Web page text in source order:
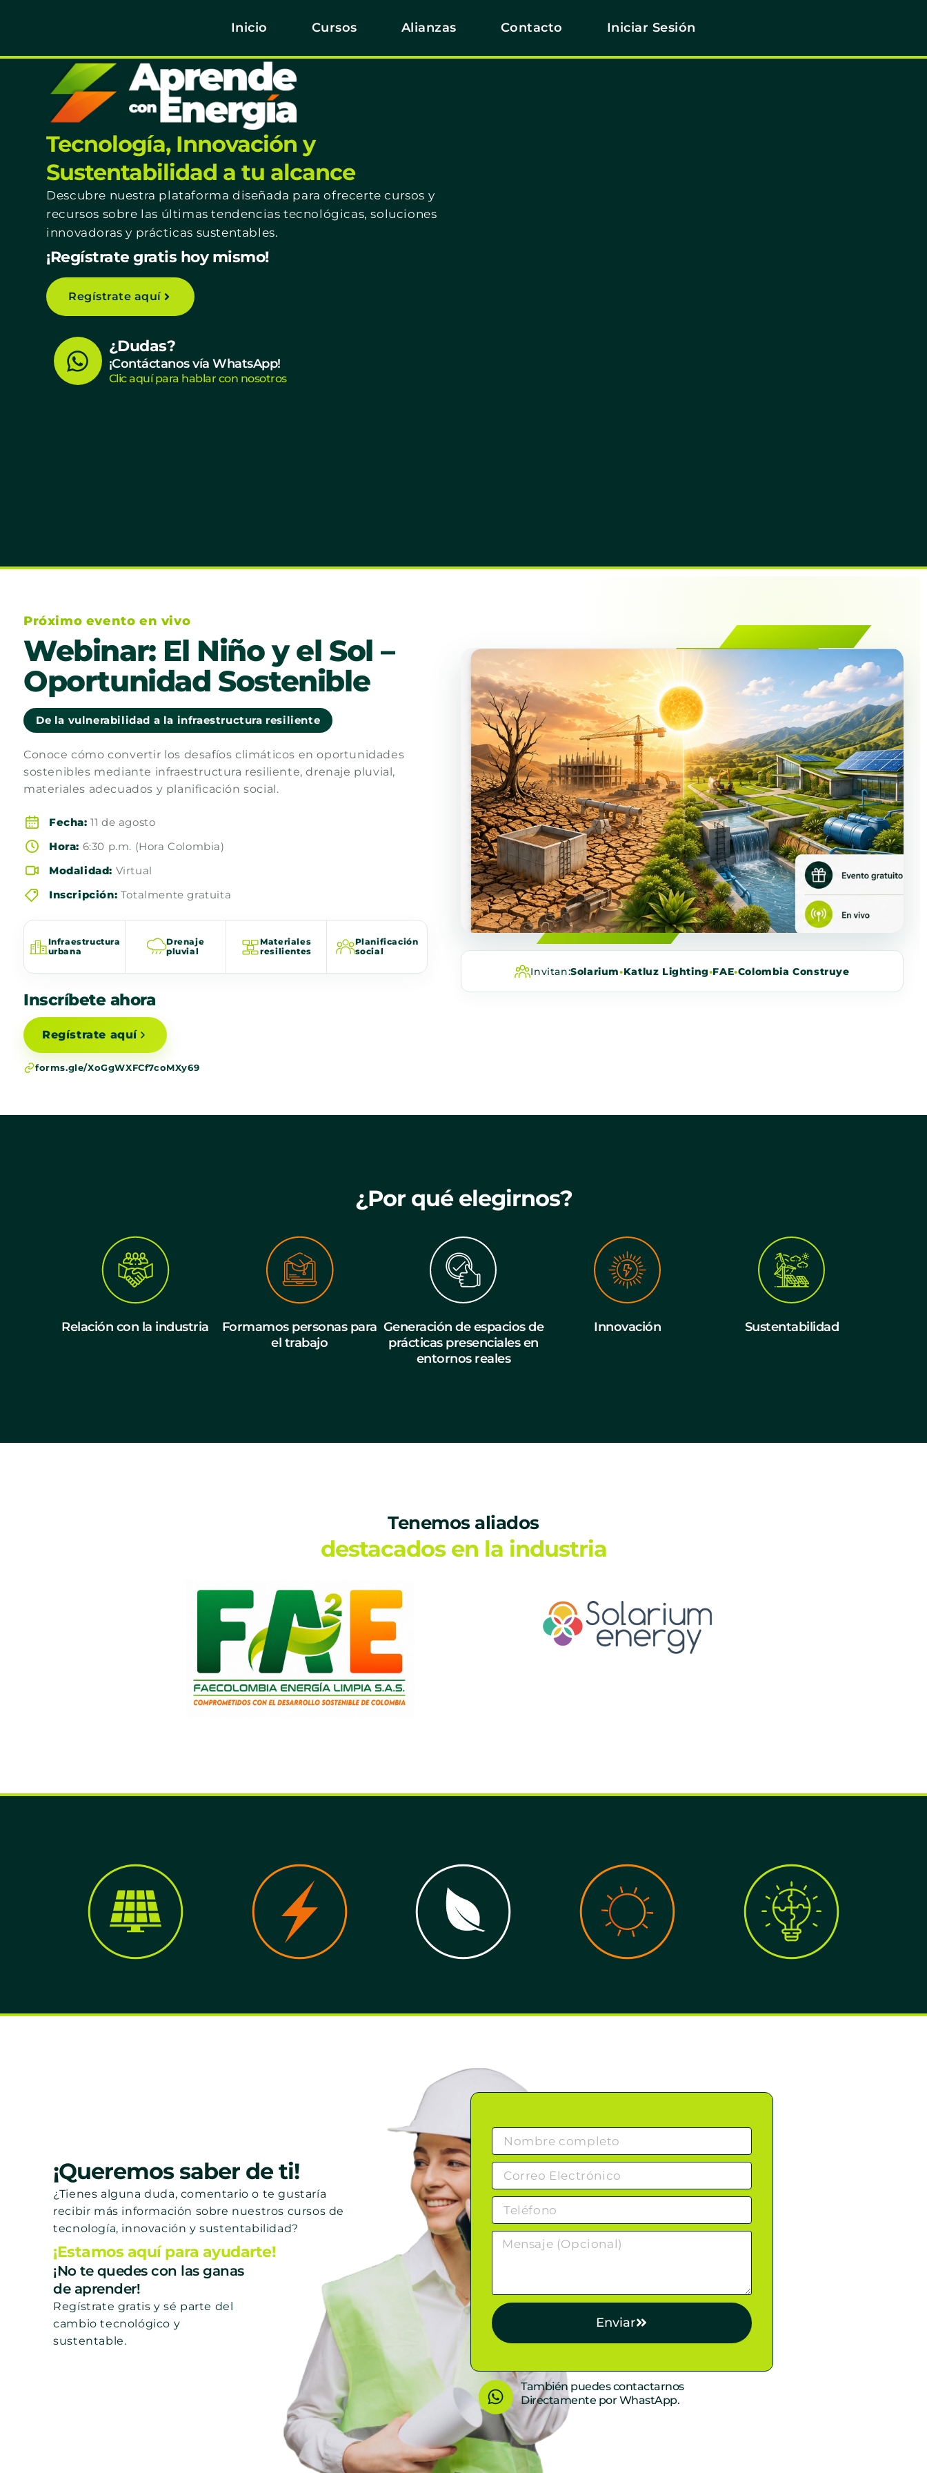
Inicio Cursos Alianzas Contacto Iniciar Sesión
Tecnología, Innovación y
Sustentabilidad a tu alcance
Descubre nuestra plataforma diseñada para ofrecerte cursos y
recursos sobre las últimas tendencias tecnológicas, soluciones
innovadoras y prácticas sustentables.
¡Regístrate gratis hoy mismo!
Regístrate aquí
W
h
¿Dudas?
¡Contáctanos vía WhatsApp!
Clic aquí para hablar con nosotros
Próximo evento en vivo
Webinar: El Niño y el Sol –
Oportunidad Sostenible
De la vulnerabilidad a la infraestructura resiliente
Conoce cómo convertir los desafíos climáticos en oportunidades
sostenibles mediante infraestructura resiliente, drenaje pluvial,
materiales adecuados y planificación social.
Fecha: 11 de agosto
Hora: 6:30 p.m. (Hora Colombia)
Modalidad: Virtual
Inscripción: Totalmente gratuita
Infraestructura
urbana
Drenaje
pluvial
Materiales
resilientes
Planificación
social
Inscríbete ahora
Regístrate aquí
forms.gle/XoGgWXFCf7coMXy69
Invitan:Solarium•Katluz Lighting•FAE•Colombia Construye
¿Por qué elegirnos?
Relación con la industria
Formamos personas para
el trabajo
Generación de espacios de
prácticas presenciales en
entornos reales
Innovación Sustentabilidad
Tenemos aliados
destacados en la industria
¡Queremos saber de ti!
¿Tienes alguna duda, comentario o te gustaría
recibir más información sobre nuestros cursos de
tecnología, innovación y sustentabilidad?
¡Estamos aquí para ayudarte!
¡No te quedes con las ganas
de aprender!
Regístrate gratis y sé parte del
cambio tecnológico y
sustentable.
Enviar
W
h
a
t
También puedes contactarnos
Directamente por WhastApp.